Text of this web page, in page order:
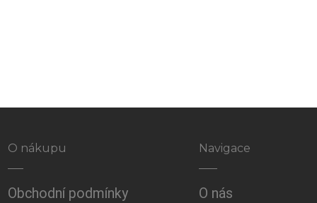
O nákupu
Obchodní podmínky
Navigace
O nás